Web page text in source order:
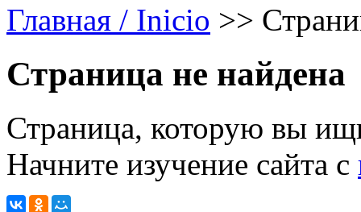
Главная / Inicio >>
Страница не найдена
Страница, которую вы
Начните изучение сайта с